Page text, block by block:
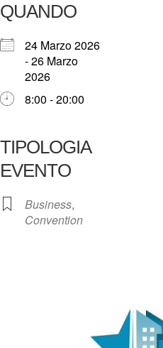
QUANDO
24 Marzo 2026
- 26 Marzo
2026
8:00 - 20:00
TIPOLOGIA
EVENTO
Business,
Convention